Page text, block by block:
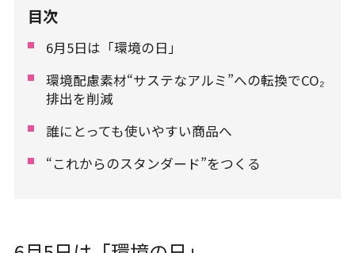
目次
6月5日は「環境の日」
環境配慮素材“サステなアルミ”への転換でCO₂
排出を削減
誰にとっても使いやすい商品へ
“これからのスタンダード”をつくる